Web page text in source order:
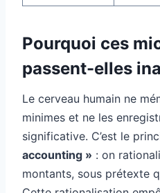
Pourquoi ces
passent-elles
Le cerveau humain ne
minimes et ne les
significative. C’est le
accounting » : on
montants, sous prétexte